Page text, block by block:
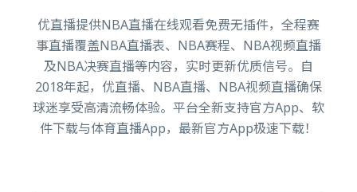
优直播提供NBA直播在线观看免费无插件，全程赛
事直播覆盖NBA直播表、NBA赛程、NBA视频直播
及NBA决赛直播等内容，实时更新优质信号。自
2018年起，优直播、NBA直播、NBA视频直播确保
球迷享受高清流畅体验。平台全新支持官方App、软
件下载与体育直播App，最新官方App极速下载！